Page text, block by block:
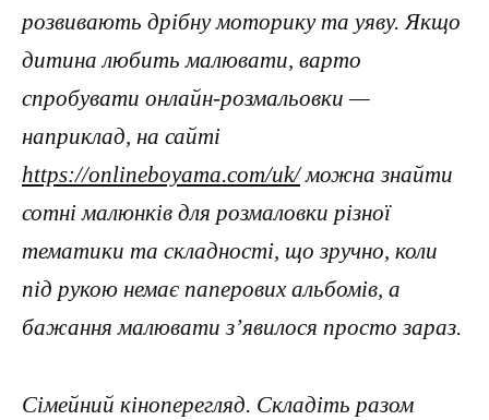
розвивають дрібну моторику та уяву. Якщо
дитина любить малювати, варто
спробувати онлайн-розмальовки —
наприклад, на сайті
https://onlineboyama.com/uk/можна знайти
сотні малюнків для розмаловки різної
тематики та складності, що зручно, коли
під рукою немає паперових альбомів, а
бажання малювати з’явилося просто зараз.
Сімейний кіноперегляд. Складіть разом